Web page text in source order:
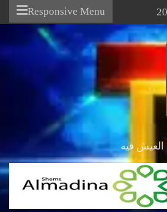
Responsive Menu
فيه